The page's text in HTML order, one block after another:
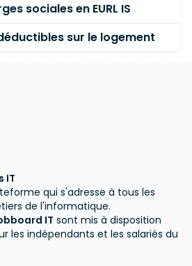
sociales en EURL IS
sur le logement
IT
qui s'adresse à tous les
de l'informatique.
IT sont mis à disposition
les indépendants et les salariés du